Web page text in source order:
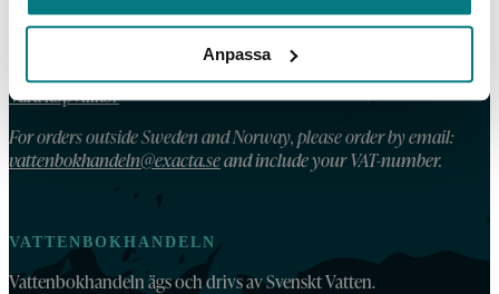
Anpassa
Våra köpvillkor
For orders outside Sweden and Norway, please order by email:
vattenbokhandeln@exacta.seand include your VAT-number.
VATTENBOKHANDELN
Vattenbokhandeln ägs och drivs av Svenskt Vatten.